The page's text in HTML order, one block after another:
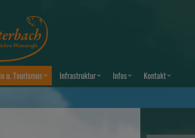
u. Tourismus Infrastruktur Infos
Kontakt